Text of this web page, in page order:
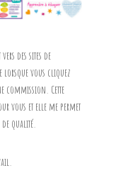
des sites de
lorsque vous cliquez
commission. Cette
vous et elle me permet
qualité.